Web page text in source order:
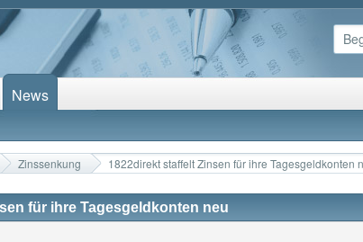
Zinssenkung 1822direkt staffelt Zinsen für ihre Tagesgeldkonten
für ihre Tagesgeldkonten neu
News